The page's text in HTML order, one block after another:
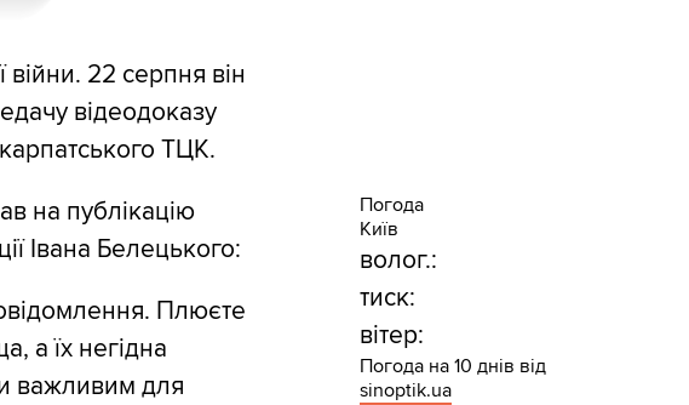
22 серпня він
відеодоказу
ТЦК.
на публікацію
Івана Белецького:
Плюєте
а їх негідна
важливим для
Погода
Київ
волог.:
тиск:
вітер:
Погода на 10 днів від
sinoptik.ua